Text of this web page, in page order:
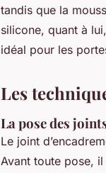
tandis que la
silicone, quant à
idéal pour les
Les
La pose des
Le joint
Avant toute pose,